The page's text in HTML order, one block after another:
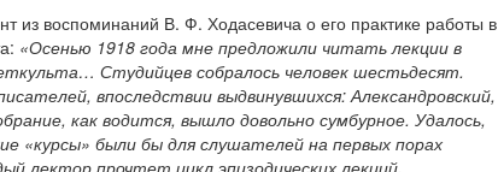
из воспоминаний В. Ф. Ходасевича о его практике работы в
«Осенью 1918 года мне предложили читать лекции в
Студийцев собралось человек шестьдесят.
впоследствии выдвинувшихся: Александровский,
как водится, вышло довольно сумбурное. Удалось,
«курсы» были бы для слушателей на первых порах
лектор прочтет цикл эпизодических лекций,